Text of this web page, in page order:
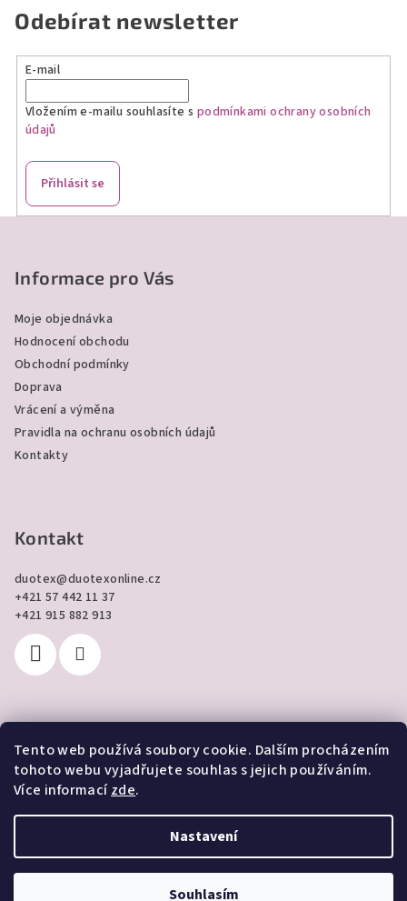
Tento web používá soubory cookie. Dalším procházením
tohoto webu vyjadřujete souhlas s jejich používáním.
Více informacízde.
Nastavení
Souhlasím
á
d
a
p
v
Odebírat newsletter
E-mail
Vložením e-mailu souhlasíte s podmínkami ochrany osobních
údajů
Přihlásit se
Informace pro Vás
Moje objednávka
Hodnocení obchodu
Obchodní podmínky
Doprava
Vrácení a výměna
Pravidla na ochranu osobních údajů
Kontakty
Kontakt
duotex@duotexonline.cz
+421 57 442 11 37
+421 915 882 913
Přijímáme online platby